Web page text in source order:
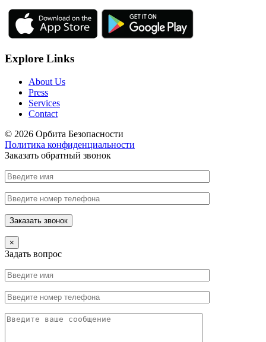
Explore Links
About Us
Press
Services
Contact
© 2026 Орбита Безопасности
Политика конфиденциальности
Заказать обратный звонок
×
Задать вопрос